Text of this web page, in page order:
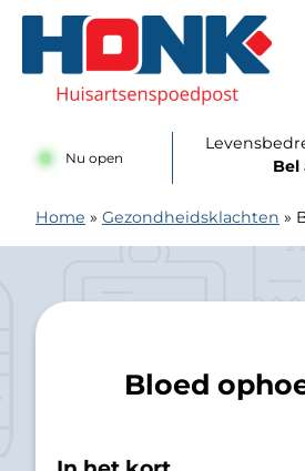
Nu open
Home » Gezondheidsklachten »
Bloed